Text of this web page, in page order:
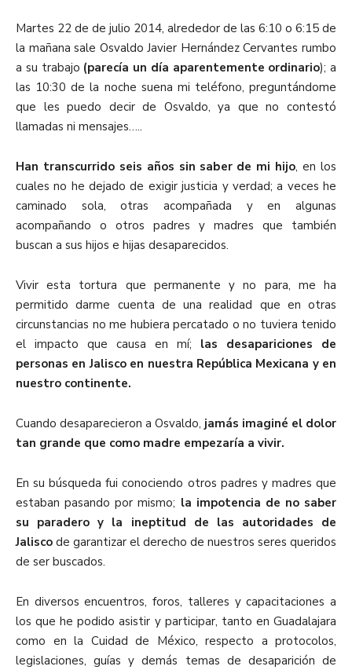
Martes 22 de de julio 2014, alrededor de las 6:10 o 6:15 de
la mañana sale Osvaldo Javier Hernández Cervantes rumbo
a su trabajo (parecía un día aparentemente ordinario); a
las 10:30 de la noche suena mi teléfono, preguntándome
que les puedo decir de Osvaldo, ya que no contestó
llamadas ni mensajes…..
Han transcurrido seis años sin saber de mi hijo, en los
cuales no he dejado de exigir justicia y verdad; a veces he
caminado sola, otras acompañada y en algunas
acompañando o otros padres y madres que también
buscan a sus hijos e hijas desaparecidos.
Vivir esta tortura que permanente y no para, me ha
permitido darme cuenta de una realidad que en otras
circunstancias no me hubiera percatado o no tuviera tenido
el impacto que causa en mí; las desapariciones de
personas en Jalisco en nuestra República Mexicana y en
nuestro continente.
Cuando desaparecieron a Osvaldo, jamás imaginé el dolor
tan grande que como madre empezaría a vivir.
En su búsqueda fui conociendo otros padres y madres que
estaban pasando por mismo; la impotencia de no saber
su paradero y la ineptitud de las autoridades de
Jalisco de garantizar el derecho de nuestros seres queridos
de ser buscados.
En diversos encuentros, foros, talleres y capacitaciones a
los que he podido asistir y participar, tanto en Guadalajara
como en la Cuidad de México, respecto a protocolos,
legislaciones, guías y demás temas de desaparición de